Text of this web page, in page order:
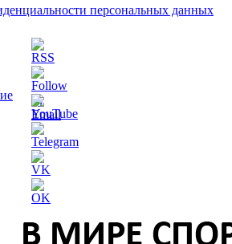
персональных данных